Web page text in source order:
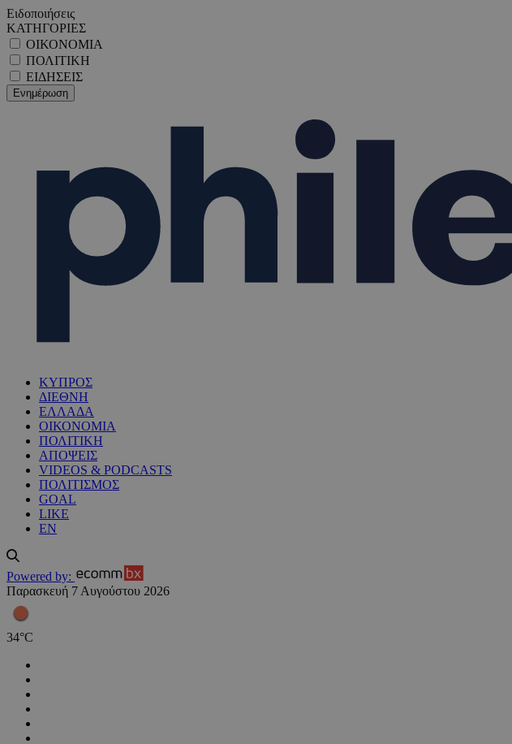
Ειδοποιήσεις
ΚΑΤΗΓΟΡΙΕΣ
ΟΙΚΟΝΟΜΙΑ
ΠΟΛΙΤΙΚΗ
ΕΙΔΗΣΕΙΣ
ΚΥΠΡΟΣ
ΔΙΕΘΝΗ
ΕΛΛΑΔΑ
ΟΙΚΟΝΟΜΙΑ
ΠΟΛΙΤΙΚΗ
ΑΠΟΨΕΙΣ
VIDEOS & PODCASTS
ΠΟΛΙΤΙΣΜΟΣ
GOAL
LIKE
EN
Powered by:
Παρασκευή 7 Αυγούστου 2026
34°C